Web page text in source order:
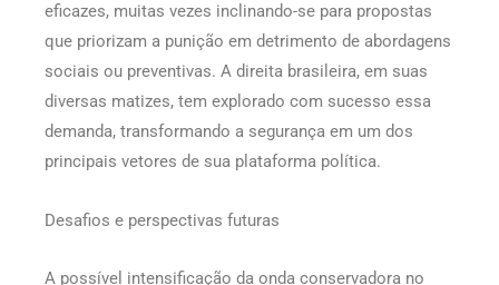
eficazes, muitas vezes inclinando-se para propostas
que priorizam a punição em detrimento de abordagens
sociais ou preventivas. A direita brasileira, em suas
diversas matizes, tem explorado com sucesso essa
demanda, transformando a segurança em um dos
principais vetores de sua plataforma política.
Desafios e perspectivas futuras
A possível intensificação da onda conservadora no